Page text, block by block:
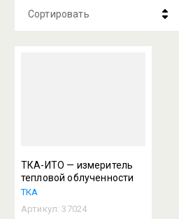
Сортировать
ТКА-ИТО — измеритель
тепловой облученности
ТКА
Артикул: 37024